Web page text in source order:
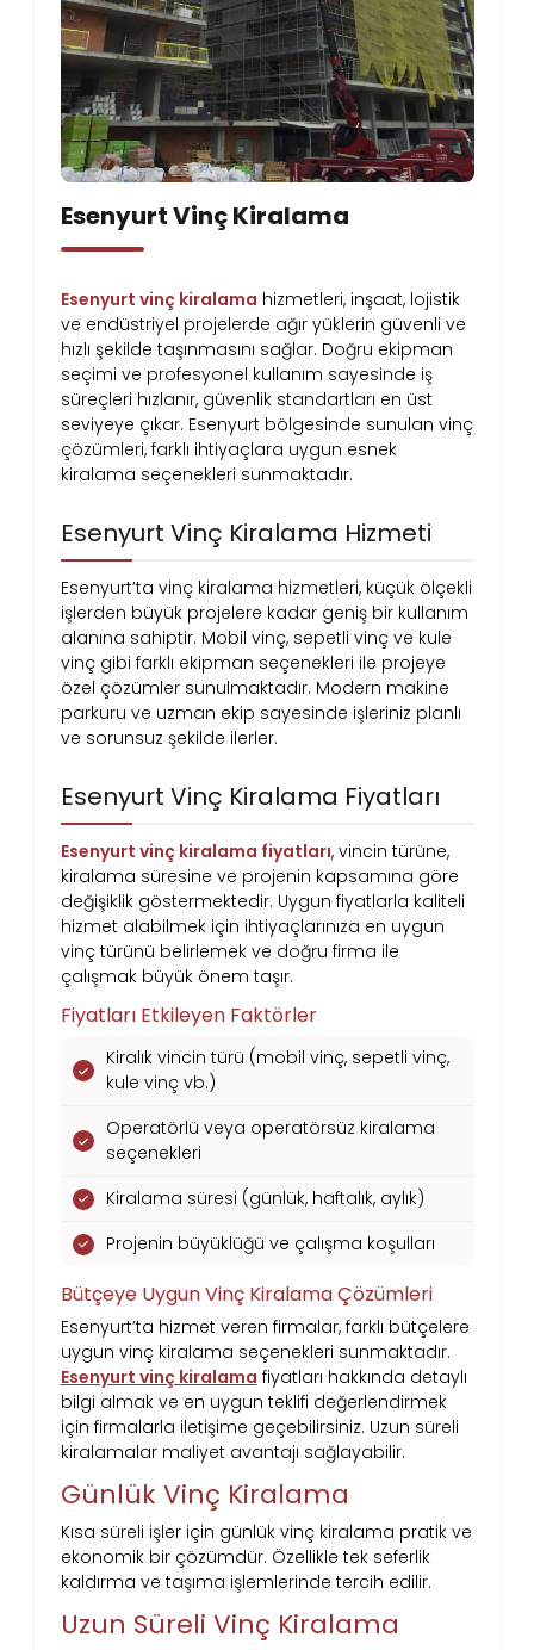
Esenyurt Vinç Kiralama
Esenyurt vinç kiralama hizmetleri, inşaat, lojistik
ve endüstriyel projelerde ağır yüklerin güvenli ve
hızlı şekilde taşınmasını sağlar. Doğru ekipman
seçimi ve profesyonel kullanım sayesinde iş
süreçleri hızlanır, güvenlik standartları en üst
seviyeye çıkar. Esenyurt bölgesinde sunulan vinç
çözümleri, farklı ihtiyaçlara uygun esnek
kiralama seçenekleri sunmaktadır.
Esenyurt Vinç Kiralama Hizmeti
Esenyurt’ta vinç kiralama hizmetleri, küçük ölçekli
işlerden büyük projelere kadar geniş bir kullanım
alanına sahiptir. Mobil vinç, sepetli vinç ve kule
vinç gibi farklı ekipman seçenekleri ile projeye
özel çözümler sunulmaktadır. Modern makine
parkuru ve uzman ekip sayesinde işleriniz planlı
ve sorunsuz şekilde ilerler.
Esenyurt Vinç Kiralama Fiyatları
Esenyurt vinç kiralama fiyatları, vincin türüne,
kiralama süresine ve projenin kapsamına göre
değişiklik göstermektedir. Uygun fiyatlarla kaliteli
hizmet alabilmek için ihtiyaçlarınıza en uygun
vinç türünü belirlemek ve doğru firma ile
çalışmak büyük önem taşır.
Fiyatları Etkileyen Faktörler
Kiralık vincin türü (mobil vinç, sepetli vinç,
kule vinç vb.)
Operatörlü veya operatörsüz kiralama
seçenekleri
Kiralama süresi (günlük, haftalık, aylık)
Projenin büyüklüğü ve çalışma koşulları
Bütçeye Uygun Vinç Kiralama Çözümleri
Esenyurt’ta hizmet veren firmalar, farklı bütçelere
uygun vinç kiralama seçenekleri sunmaktadır.
Esenyurt vinç kiralama fiyatları hakkında detaylı
bilgi almak ve en uygun teklifi değerlendirmek
için firmalarla iletişime geçebilirsiniz. Uzun süreli
kiralamalar maliyet avantajı sağlayabilir.
Günlük Vinç Kiralama
Kısa süreli işler için günlük vinç kiralama pratik ve
ekonomik bir çözümdür. Özellikle tek seferlik
kaldırma ve taşıma işlemlerinde tercih edilir.
Uzun Süreli Vinç Kiralama